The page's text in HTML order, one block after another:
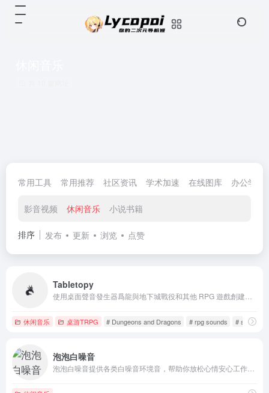
常用工具 常用推荐 社区资讯 学术加速 在线图库 办公学习
影音视频 休闲音乐 小说书籍
排序 发布 更新 浏览 点赞
Tabletopy
休闲音乐 桌游TRPG # Dungeons and Dragons # rpg sounds #
泡泡白噪音